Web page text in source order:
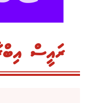
ރައީސް